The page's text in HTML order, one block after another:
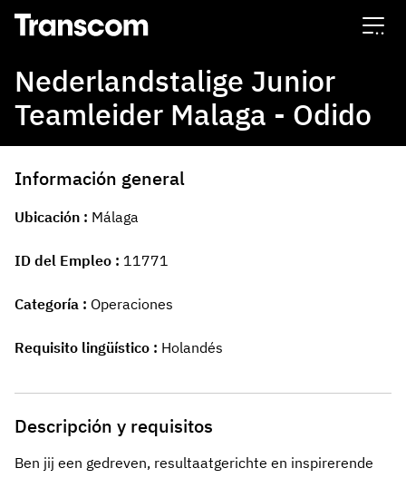
Transcom
Nederlandstalige Junior
Teamleider Malaga - Odido
Información general
Ubicación Málaga
ID del Empleo 11771
Categoría Operaciones
Requisito lingüístico Holandés
Descripción y requisitos
Ben jij een gedreven, resultaatgerichte en inspirerende